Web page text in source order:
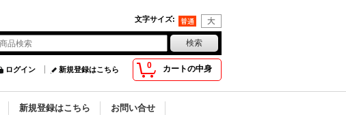
文字サイズ:
0 カートの中身
ログイン 新規登録はこちら
新規登録はこちら お問い合せ